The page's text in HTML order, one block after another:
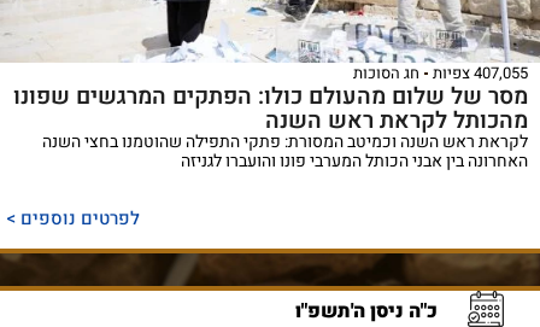
407,055 צפיות חג הסוכות
מסר של שלום מהעולם כולו: הפתקים המרגשים שפונו
מהכותל לקראת ראש השנה
לקראת ראש השנה וכמיטב המסורת: פתקי התפילה שהוטמנו בחצי השנה
האחרונה בין אבני הכותל המערבי פונו והועברו לגניזה
לפרטים נוספים >
כ"ה ניסן ה'תשפ"ו